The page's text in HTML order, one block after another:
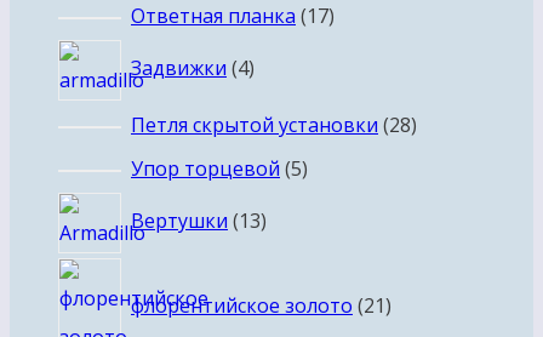
Ответная планка 1717
Задвижки 44
Петля скрытой установки 2828
Упор торцевой 55
Вертушки 1313
флорентийское золото 21товар